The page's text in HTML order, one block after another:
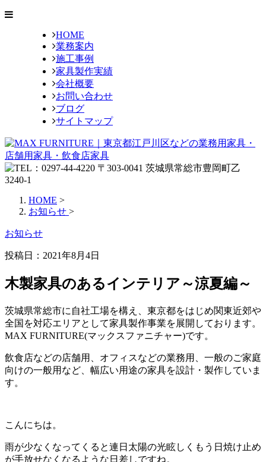
HOME
業務案内
施工事例
家具製作実績
会社概要
お問い合わせ
ブログ
サイトマップ
HOME >
お知らせ >
お知らせ
投稿日： 2021年8月4日
木製家具のあるインテリア～涼夏編～
茨城県常総市に自社工場を構え、東京都をはじめ関東近郊や
全国を対応エリアとして家具製作事業を展開しております。
MAX FURNITURE(マックスファニチャー)です。
飲食店などの店舗用、オフィスなどの業務用、一般のご家庭
向けの一般用など、幅広い用途の家具を設計・製作していま
す。
こんにちは。
雨が少なくなってくると連日太陽の光眩しくもう日焼け止め
が手放せなくなるような日差しですね。